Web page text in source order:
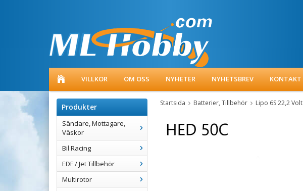
VILLKOR OM OSS NYHETER NYHETSBREV KONTAKT
Produkter
Sändare, Mottagare,
Väskor
Bil Racing
EDF / Jet Tillbehör
Multirotor
Startsida Batterier, Tillbehör Lipo 6S 22,2 Volt